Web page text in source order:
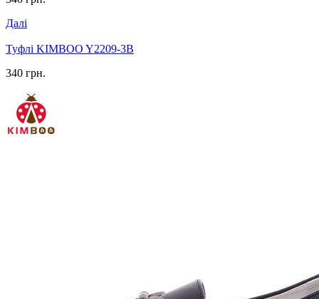
Далі
Туфлі KIMBOO Y2209-3B
340 грн.